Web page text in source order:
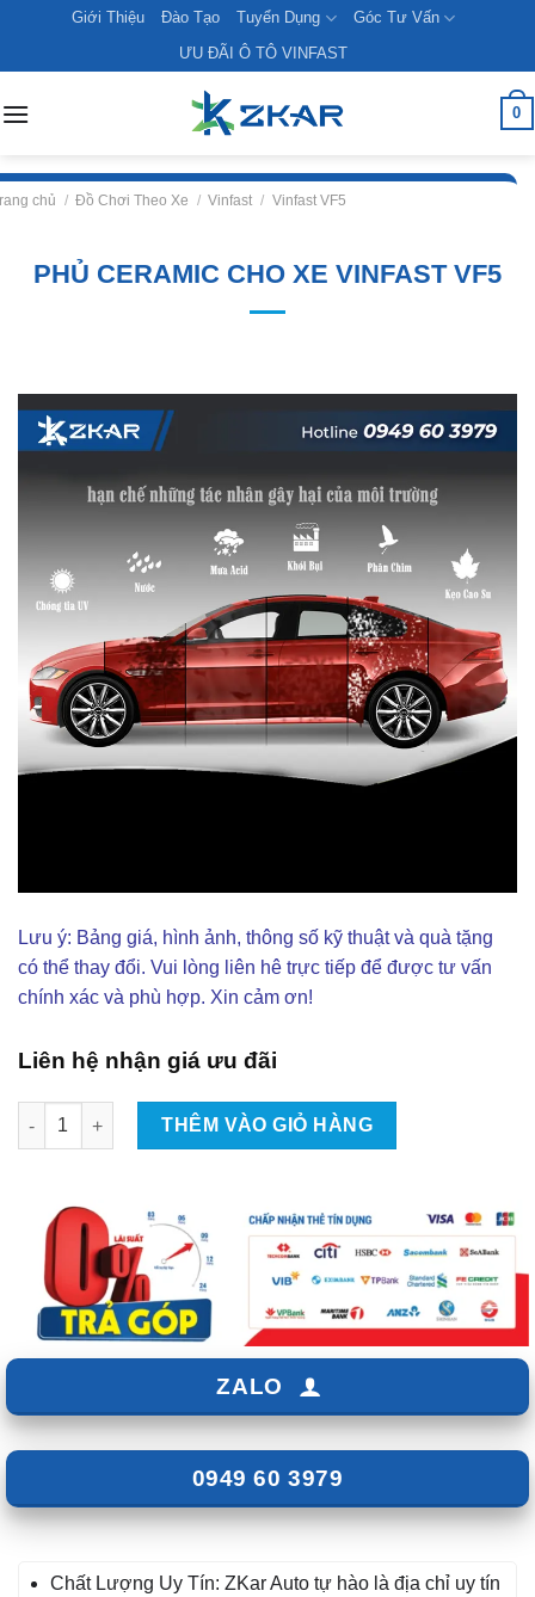
content
Giới Thiệu Đào Tạo Tuyển Dụng
Góc Tư Vấn
ƯU ĐÃI Ô TÔ VINFAST
0
chủ / Đồ Chơi Theo Xe / Vinfast / Vinfast VF5
PHỦ CERAMIC CHO XE VINFAST VF5
Lưu ý: Bảng giá, hình ảnh, thông số kỹ thuật và quà tặng
có thể thay đổi. Vui lòng liên hê trực tiếp để được tư vấn
chính xác và phù hợp. Xin cảm ơn!
Liên hệ nhận giá ưu đãi
Phủ Ceramic Cho Xe VinFast VF5 số lượng
THÊM VÀO GIỎ HÀNG
ZALO
0949 60 3979
Chất Lượng Uy Tín: ZKar Auto tự hào là địa chỉ uy tín